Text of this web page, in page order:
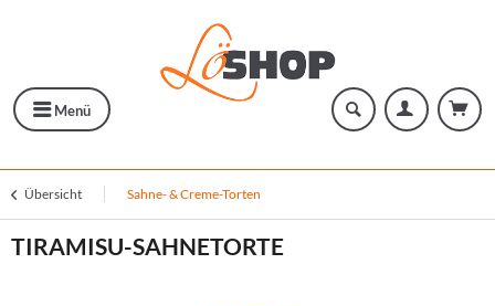
Menü
Übersicht Sahne- & Creme-Torten
TIRAMISU-SAHNETORTE